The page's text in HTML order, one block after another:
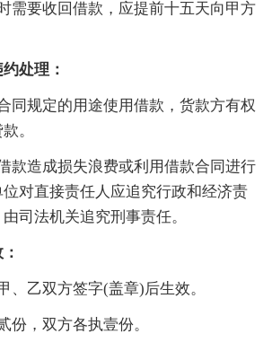
需要收回借款，应提前十五天向甲方
处理：
同规定的用途使用借款，货款方有权
。
款造成损失浪费或利用借款合同进行
对直接责任人应追究行政和经济责
司法机关追究刑事责任。
、乙双方签字(盖章)后生效。
份，双方各执壹份。